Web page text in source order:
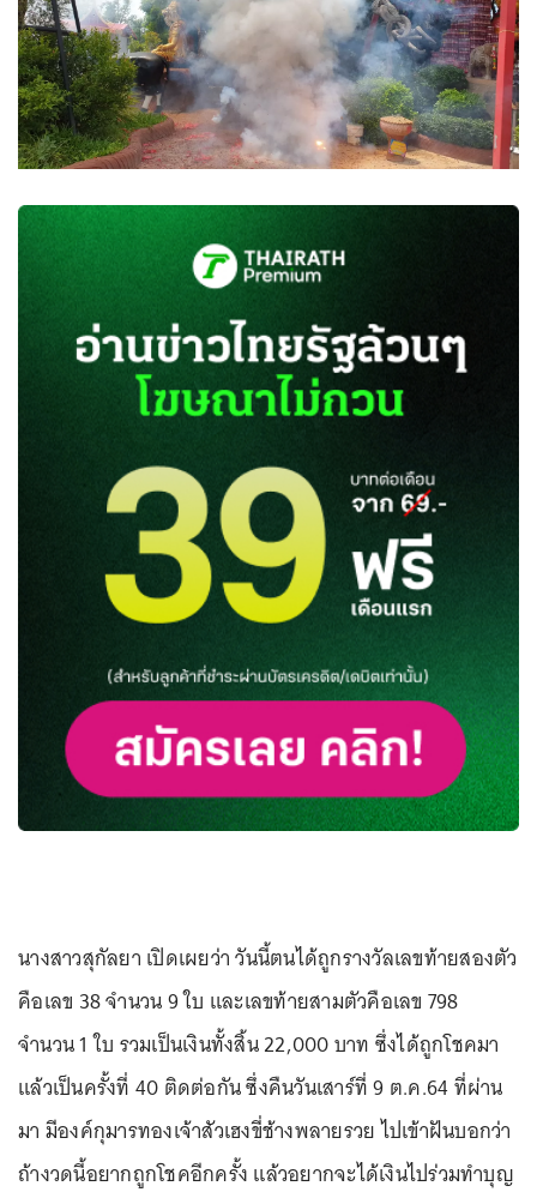
นางสาวสุกัลยา เปิดเผยว่า วันนี้ตนได้ถูกรางวัลเลขท้ายสองตัว
คือเลข 38 จำนวน 9 ใบ และเลขท้ายสามตัวคือเลข 798
จำนวน 1 ใบ รวมเป็นเงินทั้งสิ้น 22,000 บาท ซึ่งได้ถูกโชคมา
แล้วเป็นครั้งที่ 40 ติดต่อกัน ซึ่งคืนวันเสาร์ที่ 9 ต.ค.64 ที่ผ่าน
มา มีองค์กุมารทองเจ้าสัวเฮงขี่ช้างพลายรวย ไปเข้าฝันบอกว่า
ถ้างวดนี้อยากถูกโชคอีกครั้ง แล้วอยากจะได้เงินไปร่วมทำบุญ